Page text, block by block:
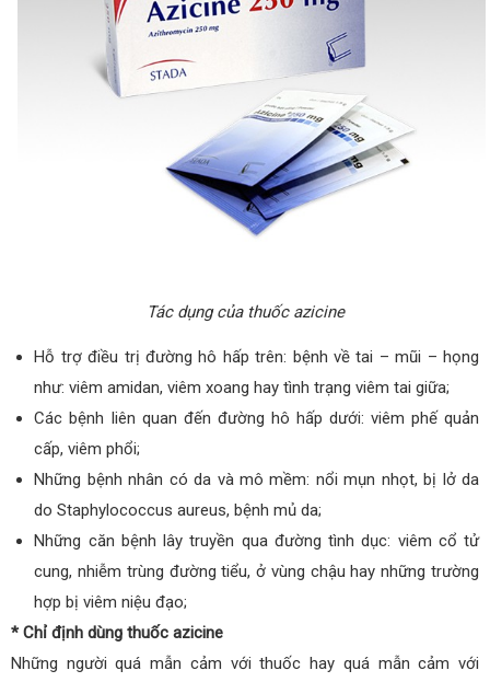
Tác dụng của thuốc azicine
Hỗ trợ điều trị đường hô hấp trên: bệnh về tai – mũi – họng
như: viêm amidan, viêm xoang hay tình trạng viêm tai giữa;
Các bệnh liên quan đến đường hô hấp dưới: viêm phế quản
cấp, viêm phổi;
Những bệnh nhân có da và mô mềm: nổi mụn nhọt, bị lở da
do Staphylococcus aureus, bệnh mủ da;
Những căn bệnh lây truyền qua đường tình dục: viêm cổ tử
cung, nhiễm trùng đường tiểu, ở vùng chậu hay những trường
hợp bị viêm niệu đạo;
* Chỉ định dùng thuốc azicine
Những người quá mẫn cảm với thuốc hay quá mẫn cảm với